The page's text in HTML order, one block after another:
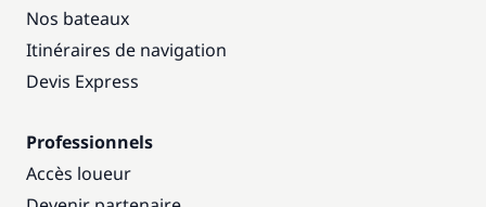
Nos bateaux
Itinéraires de navigation
Devis Express
Professionnels
Accès loueur